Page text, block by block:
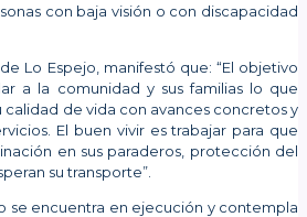
con baja visión o con discapacidad
Lo Espejo, manifestó que: “El objetivo
a la comunidad y sus familias lo que
calidad de vida con avances concretos y
El buen vivir es trabajar para que
en sus paraderos, protección del
su transporte”.
se encuentra en ejecución y contempla